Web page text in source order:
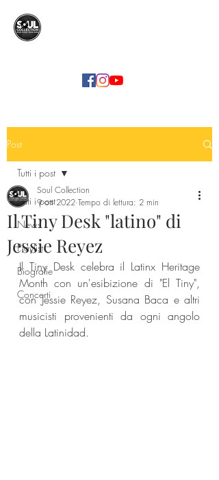
Post
Tutti i post
News
Playlist
Biografie
Concerti
Tutti i post
Il Tiny Desk "latino" di
Jessie Reyez
Soul Collection
9 ott 2022 Tempo di lettura: 2 min
Il Tiny Desk celebra il Latinx Heritage
Month con un'esibizione di "El Tiny",
con Jessie Reyez, Susana Baca e altri
musicisti provenienti da ogni angolo
della Latinidad.